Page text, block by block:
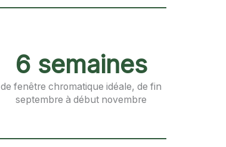
6 semaines
de fenêtre chromatique idéale, de fin
septembre à début novembre